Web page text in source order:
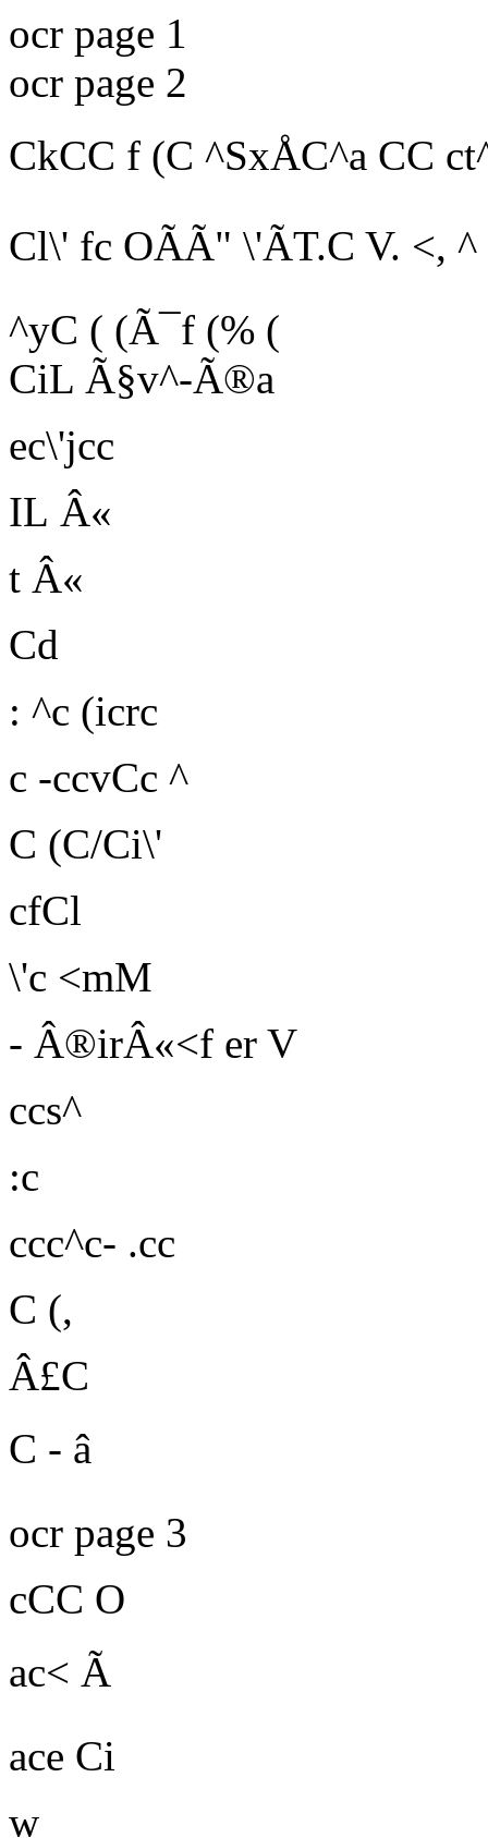
ocr page 1
ocr page 2
CkCC f (C ^SxÅC^a CC
Cl\' fc OÃÃ" \'ÃT.C V. <, ^
^yC ( (Ã¯f (% (
CiL Ã§v^-Ã®a
ec\'jcc
IL Â«
t Â«
Cd
: ^c (icrc
c -ccvCc ^
C (C/Ci\'
cfCl
\'c <mM
- Â®irÂ«<f er V
ccs^
:c
ccc^c- .cc
C (,
Â£C
C - â
ocr page 3
cCC O
ac< Ã
ace Ci
w